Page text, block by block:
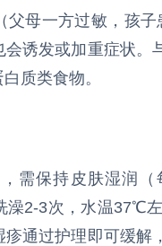
父母一方过敏，孩
诱发或加重症状。
质类食物。
需保持皮肤湿润
澡2-3次，水温37℃
通过护理即可缓